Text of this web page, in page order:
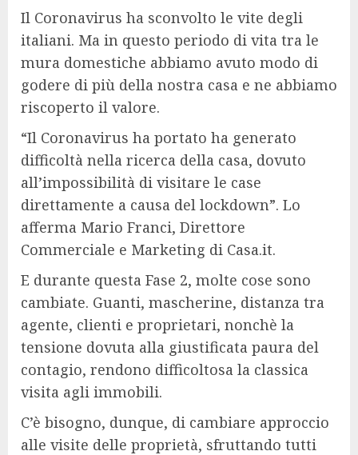
Il Coronavirus ha sconvolto le vite degli
italiani. Ma in questo periodo di vita tra le
mura domestiche abbiamo avuto modo di
godere di più della nostra casa e ne abbiamo
riscoperto il valore.
“Il Coronavirus ha portato ha generato
difficoltà nella ricerca della casa, dovuto
all’impossibilità di visitare le case
direttamente a causa del lockdown”. Lo
afferma Mario Franci, Direttore
Commerciale e Marketing di Casa.it.
E durante questa Fase 2, molte cose sono
cambiate. Guanti, mascherine, distanza tra
agente, clienti e proprietari, nonchè la
tensione dovuta alla giustificata paura del
contagio, rendono difficoltosa la classica
visita agli immobili.
C’è bisogno, dunque, di cambiare approccio
alle visite delle proprietà, sfruttando tutti